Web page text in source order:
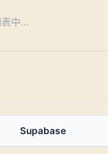
中...
Supabase